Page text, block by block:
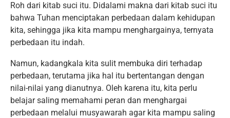
Roh dari kitab suci itu. Didalami makna dari kitab suci itu
bahwa Tuhan menciptakan perbedaan dalam kehidupan
kita, sehingga jika kita mampu menghargainya, ternyata
perbedaan itu indah.
Namun, kadangkala kita sulit membuka diri terhadap
perbedaan, terutama jika hal itu bertentangan dengan
nilai-nilai yang dianutnya. Oleh karena itu, kita perlu
belajar saling memahami peran dan menghargai
perbedaan melalui musyawarah agar kita mampu saling